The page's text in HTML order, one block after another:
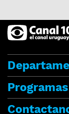
Programas